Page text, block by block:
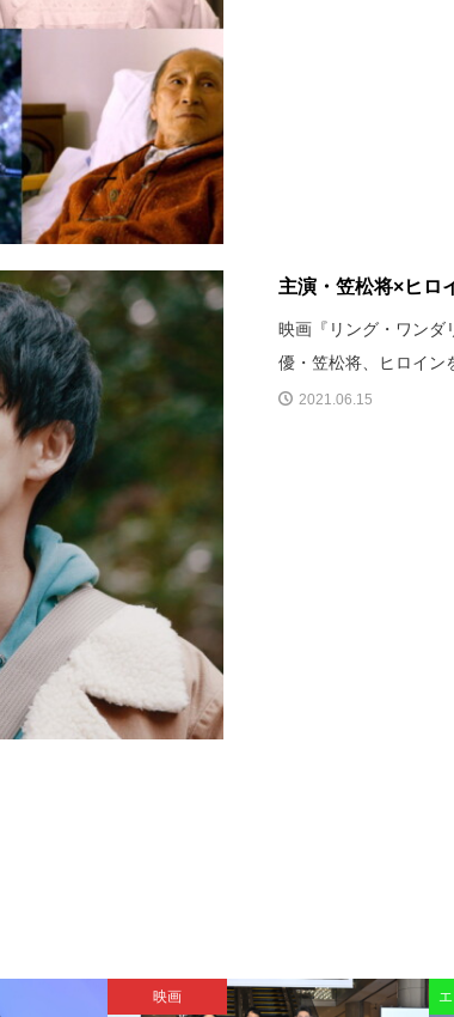
主演・笠松将×ヒロ
映画『リング・ワンダ
優・笠松将、ヒロイン
2021.06.15
映画